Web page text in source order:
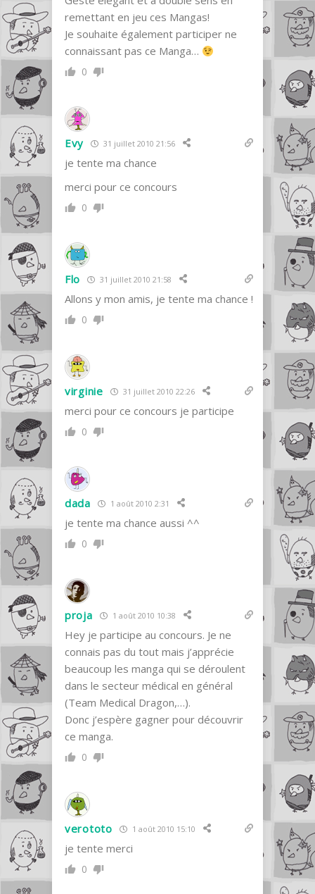
remettant en jeu ces Mangas!
Je souhaite également participer ne
connaissant pas ce Manga…
0
Evy 31 juillet 2010 21:56
je tente ma chance
merci pour ce concours
0
Flo 31 juillet 2010 21:58
Allons y mon amis, je tente ma chance !
0
virginie 31 juillet 2010 22:26
merci pour ce concours je participe
0
dada 1 août 2010 2:31
je tente ma chance aussi ^^
0
proja 1 août 2010 10:38
Hey je participe au concours. Je ne
connais pas du tout mais j’apprécie
beaucoup les manga qui se déroulent
dans le secteur médical en général
(Team Medical Dragon,…).
Donc j’espère gagner pour découvrir
ce manga.
0
verototo 1 août 2010 15:10
je tente merci
0